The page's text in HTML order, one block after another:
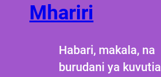
Mhariri
Habari, makala, na
burudani ya kuvutia